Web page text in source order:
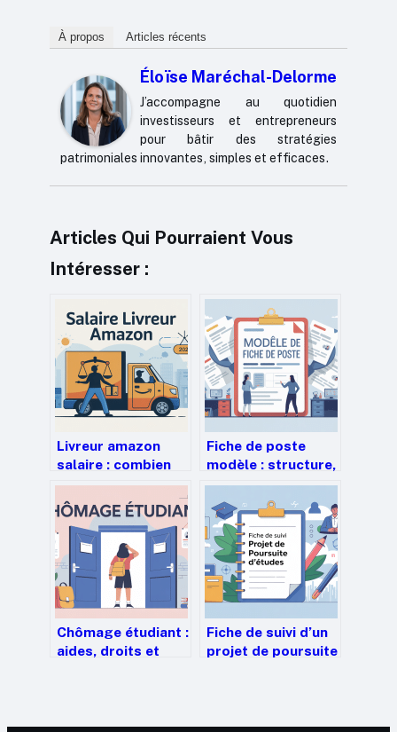
À propos Articles récents
Éloïse Maréchal-Delorme
J’accompagne au quotidien
investisseurs et entrepreneurs
pour bâtir des stratégies
patrimoniales innovantes, simples et efficaces.
Articles Qui Pourraient Vous
Intéresser :
Livreur amazon
salaire : combien
gagne vraiment un
chauffeur amazon
en 2025 ?
Fiche de poste
modèle : structure,
exemples et
bonnes pratiques
Chômage étudiant :
aides, droits et
Fiche de suivi d’un
projet de poursuite